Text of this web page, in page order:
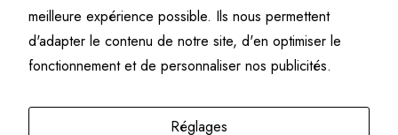
Mentions légales
meilleure expérience possible. Ils nous permettent
d'adapter le contenu de notre site, d'en optimiser le
fonctionnement et de personnaliser nos publicités.
Réglages
site Web, en
fonction de
l'usage qu'il